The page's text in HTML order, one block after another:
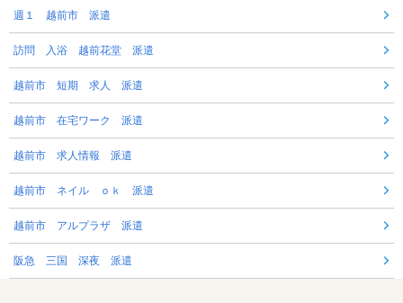
週１ 越前市 派遣
訪問 入浴 越前花堂 派遣
越前市 短期 求人 派遣
越前市 在宅ワーク 派遣
越前市 求人情報 派遣
越前市 ネイル ｏｋ 派遣
越前市 アルプラザ 派遣
阪急 三国 深夜 派遣